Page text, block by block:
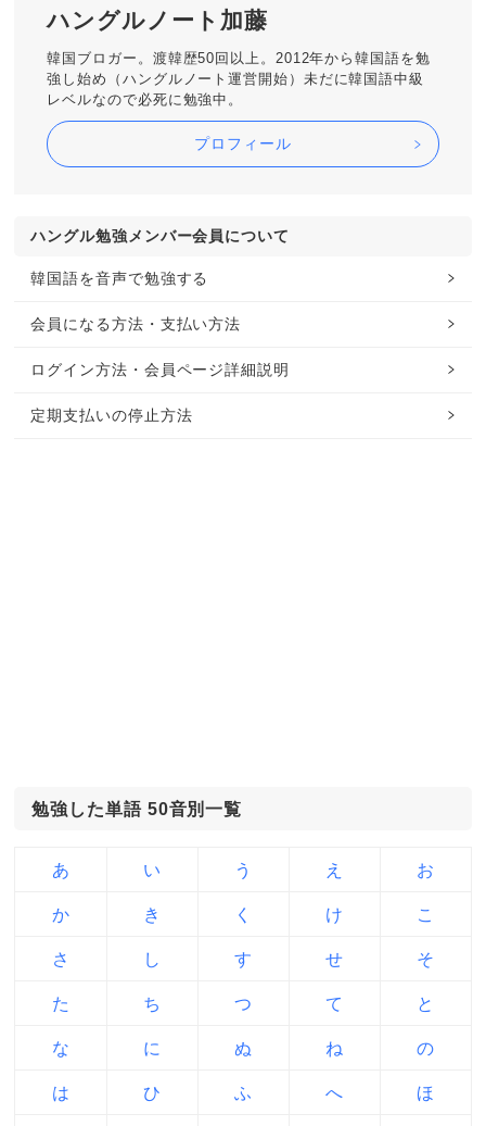
ハングルノート加藤
韓国ブロガー。渡韓歴50回以上。2012年から韓国語を勉
強し始め（ハングルノート運営開始）未だに韓国語中級
レベルなので必死に勉強中。
プロフィール
ハングル勉強メンバー会員について
韓国語を音声で勉強する
会員になる方法・支払い方法
ログイン方法・会員ページ詳細説明
定期支払いの停止方法
勉強した単語 50音別一覧
あ い う え お
か き く け こ
さ し す せ そ
た ち つ て と
な に ぬ ね の
は ひ ふ へ ほ